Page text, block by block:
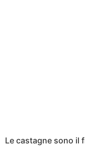
Le castagne sono il